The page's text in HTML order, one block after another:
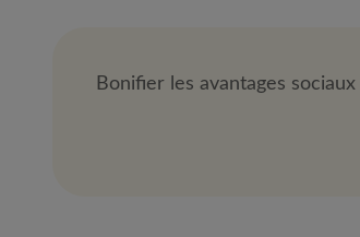
Bonifier les avantages sociaux